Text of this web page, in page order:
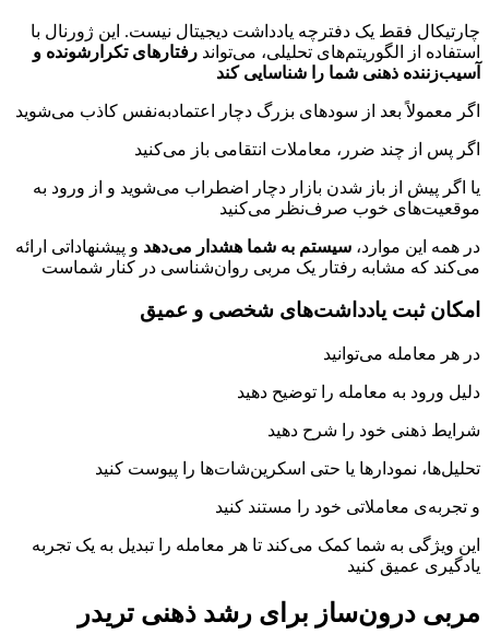
چارتیکال فقط یک دفترچه یادداشت دیجیتال نیست. این ژورنال با
استفاده از الگوریتم‌های تحلیلی، می‌تواند رفتارهای تکرارشونده و
آسیب‌زننده ذهنی شما را شناسایی کند
اگر معمولاً بعد از سودهای بزرگ دچار اعتمادبه‌نفس کاذب می‌شوید
اگر پس از چند ضرر، معاملات انتقامی باز می‌کنید
یا اگر پیش از باز شدن بازار دچار اضطراب می‌شوید و از ورود به
موقعیت‌های خوب صرف‌نظر می‌کنید
در همه این موارد، سیستم به شما هشدار می‌دهد و پیشنهاداتی ارائه
می‌کند که مشابه رفتار یک مربی روان‌شناسی در کنار شماست
امکان ثبت یادداشت‌های شخصی و عمیق
در هر معامله می‌توانید
دلیل ورود به معامله را توضیح دهید
شرایط ذهنی خود را شرح دهید
تحلیل‌ها، نمودارها یا حتی اسکرین‌شات‌ها را پیوست کنید
و تجربه‌ی معاملاتی خود را مستند کنید
این ویژگی به شما کمک می‌کند تا هر معامله را تبدیل به یک تجربه
یادگیری عمیق کنید
مربی درون‌ساز برای رشد ذهنی تریدر